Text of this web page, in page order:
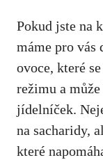
Pokud jste na
máme pro vás
ovoce, které
režimu a⁤
jídelníček.
‌na sacharidy,
které